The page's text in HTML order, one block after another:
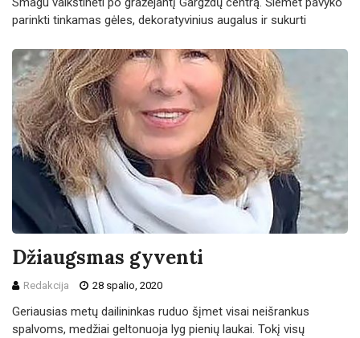
parinkti tinkamas gėles, dekoratyvinius augalus ir sukurti
Džiaugsmas gyventi
Redakcija 28 spalio, 2020
Geriausias metų dailininkas ruduo šįmet visai neišrankus
spalvoms, medžiai geltonuoja lyg pienių laukai. Tokį visų